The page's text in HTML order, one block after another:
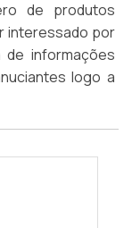
de produtos
interessado por
informações
logo a